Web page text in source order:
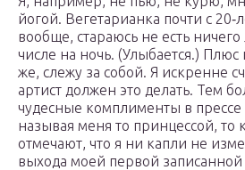
йогой. Вегетарианка почти с
вообще, стараюсь не есть
числе на ночь. (Улыбается.) Плюс
же, слежу за собой. Я искренне
артист должен это делать. Тем
чудесные комплименты в прессе
называя меня то принцессой, то
отмечают, что я ни капли не
выхода моей первой записанной